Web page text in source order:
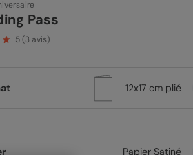
Pass
5(3 avis)
12x17 cm plié
Papier Satiné